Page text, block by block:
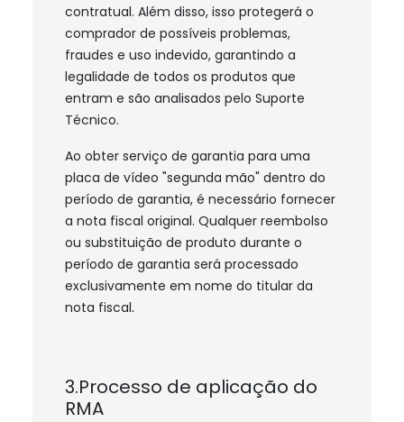
contratual. Além disso, isso protegerá o
comprador de possíveis problemas,
fraudes e uso indevido, garantindo a
legalidade de todos os produtos que
entram e são analisados pelo Suporte
Técnico.
Ao obter serviço de garantia para uma
placa de vídeo "segunda mão" dentro do
período de garantia, é necessário fornecer
a nota fiscal original. Qualquer reembolso
ou substituição de produto durante o
período de garantia será processado
exclusivamente em nome do titular da
nota fiscal.
3.Processo de aplicação do
RMA